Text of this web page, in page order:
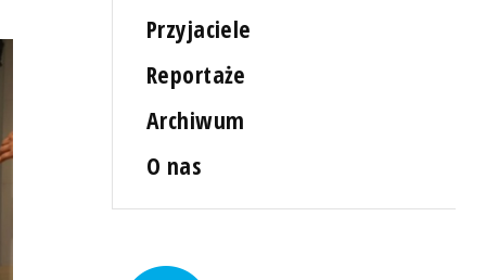
Przyjaciele
Reportaże
Archiwum
O nas